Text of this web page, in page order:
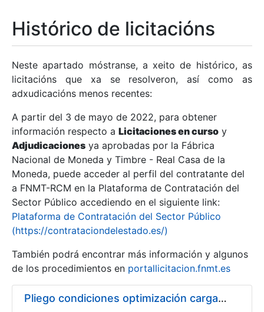
Mostrar/Ocultar
Mostrar/Ocultar
Mostrar/Ocultar
Mostrar/Ocultar
Histórico de licitacións
Neste apartado móstranse, a xeito de histórico, as
licitacións que xa se resolveron, así como as
adxudicacións menos recentes:
A partir del 3 de mayo de 2022, para obtener
información respecto a Licitaciones en curso y
Adjudicaciones ya aprobadas por la Fábrica
Nacional de Moneda y Timbre - Real Casa de la
Moneda, puede acceder al perfil del contratante del
a FNMT-RCM en la Plataforma de Contratación del
Sector Público accediendo en el siguiente link:
Plataforma de Contratación del Sector Público
(https://contrataciondelestado.es/)
También podrá encontrar más información y algunos
de los procedimientos en portallicitacion.fnmt.es
Pliego condiciones optimización cargas compras firmado